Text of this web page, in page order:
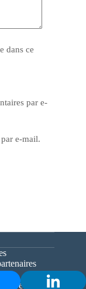
dans ce
par e-
e-mail.
Web